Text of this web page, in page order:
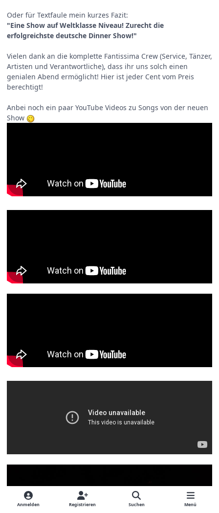
Oder für Textfaule mein kurzes Fazit:
"Eine Show auf Weltklasse Niveau! Zurecht die
erfolgreichste deutsche Dinner Show!"
Vielen dank an die komplette Fantissima Crew (Service, Tänzer,
Artisten und Verantwortliche), dass ihr uns solch einen
genialen Abend ermöglicht! Hier ist jeder Cent vom Preis
berechtigt!
Anbei noch ein paar YouTube Videos zu Songs von der neuen
Show
Anmelden Registrieren Suchen Menü